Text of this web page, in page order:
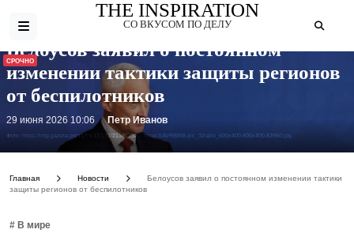
THE INSPIRATION
СО ВКУСОМ ПО ДЕЛУ
СРОЧНО
Фото: https://img.gazeta.press/files3/132/21380132/upload-SAVR8898-pic_32ratio_600x400-600x400-82960.jpg
Белоусов заявил о постоянном
изменении тактики защиты регионов
от беспилотников
29 июня 2026 10:06 Петр Иванов
Главная Новости
Белоусов заявил о постоянном изменении тактики
защиты регионов от беспилотников
# В мире